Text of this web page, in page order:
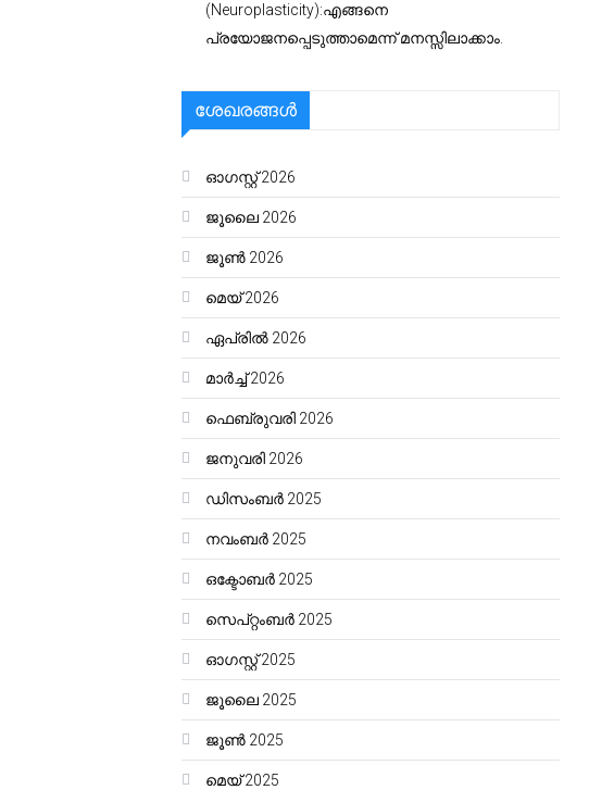
(Neuroplasticity):എങ്ങനെ
പ്രയോജനപ്പെടുത്താമെന്ന് മനസ്സിലാക്കാം.
ശേഖരങ്ങൾ
ഓഗസ്റ്റ്‌ 2026
ജൂലൈ 2026
ജൂൺ 2026
മെയ്‌ 2026
ഏപ്രിൽ 2026
മാർച്ച്‌ 2026
ഫെബ്രുവരി 2026
ജനുവരി 2026
ഡിസംബർ 2025
നവംബർ 2025
ഒക്ടോബർ 2025
സെപ്റ്റംബർ 2025
ഓഗസ്റ്റ്‌ 2025
ജൂലൈ 2025
ജൂൺ 2025
മെയ്‌ 2025